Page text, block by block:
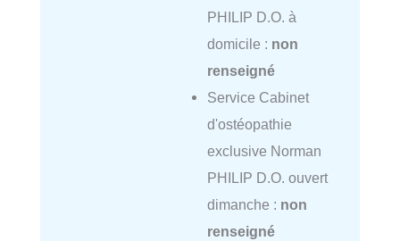
PHILIP D.O. à
domicile : non
renseigné
Service Cabinet
d'ostéopathie
exclusive Norman
PHILIP D.O. ouvert
dimanche : non
renseigné